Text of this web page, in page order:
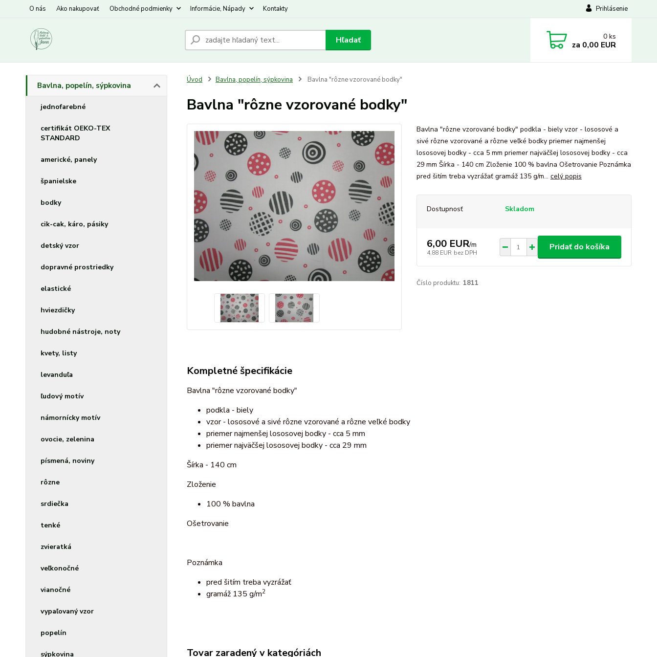
O nás Ako nakupovať Obchodné podmienky Informácie, Nápady Kontakty Prihlásenie
Hľadať 0 ks
za 0,00 EUR
Bavlna, popelín, sýpkovina
jednofarebné
certifikát OEKO-TEX
STANDARD
americké, panely
španielske
bodky
cik-cak, káro, pásiky
detský vzor
dopravné prostriedky
elastické
hviezdičky
hudobné nástroje, noty
kvety, listy
levanduľa
ľudový motív
námornícky motív
ovocie, zelenina
písmená, noviny
rôzne
srdiečka
tenké
zvieratká
veľkonočné
vianočné
vypaľovaný vzor
popelín
sýpkovina
Úvod Bavlna, popelín, sýpkovina Bavlna "rôzne vzorované bodky"
Bavlna "rôzne vzorované bodky"
Bavlna "rôzne vzorované bodky" podkla - biely vzor - lososové a
sivé rôzne vzorované a rôzne veľké bodky priemer najmenšej
lososovej bodky - cca 5 mm priemer najväčšej lososovej bodky - cca
29 mm Šírka - 140 cm Zloženie 100 % bavlna Ošetrovanie Poznámka
pred šitím treba vyzrážať gramáž 135 g/m... celý popis
Dostupnosť Skladom
6,00 EUR/m
4,88 EUR bez DPH
Pridať do košíka
Číslo produktu: 1811
Kompletné špecifikácie
Bavlna "rôzne vzorované bodky"
podkla - biely
vzor - lososové a sivé rôzne vzorované a rôzne veľké bodky
priemer najmenšej lososovej bodky - cca 5 mm
priemer najväčšej lososovej bodky - cca 29 mm
Šírka - 140 cm
Zloženie
100 % bavlna
Ošetrovanie
Poznámka
pred šitím treba vyzrážať
gramáž 135 g/m2
Tovar zaradený v kategóriách